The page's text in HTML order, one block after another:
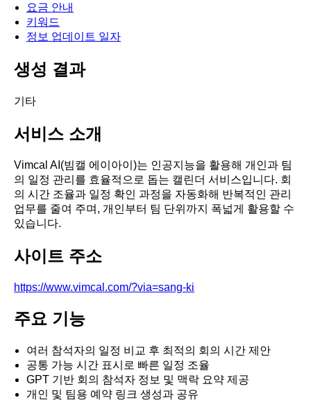
요금 안내
키워드
정보 업데이트 일자
생성 결과
기타
서비스 소개
Vimcal AI(빔캘 에이아이)는 인공지능을 활용해 개인과 팀
의 일정 관리를 효율적으로 돕는 캘린더 서비스입니다. 회
의 시간 조율과 일정 확인 과정을 자동화해 반복적인 관리
업무를 줄여 주며, 개인부터 팀 단위까지 폭넓게 활용할 수
있습니다.
사이트 주소
https://www.vimcal.com/?via=sang-ki
주요 기능
여러 참석자의 일정 비교 후 최적의 회의 시간 제안
공통 가능 시간 표시로 빠른 일정 조율
GPT 기반 회의 참석자 정보 및 맥락 요약 제공
개인 및 팀용 예약 링크 생성과 공유